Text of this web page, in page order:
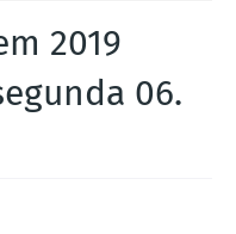
2019
06.